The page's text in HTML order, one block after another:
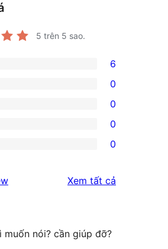
5 trên 5 sao.
6
0
0
0
0
Xem tất cả
muốn nói? cần giúp đỡ?